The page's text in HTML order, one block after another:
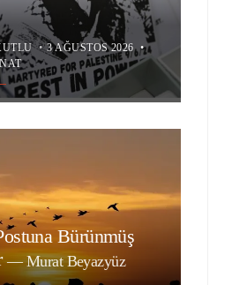
• 3 AĞUSTOS 2026 •
Bürünmüş
—Murat Beyazyüz